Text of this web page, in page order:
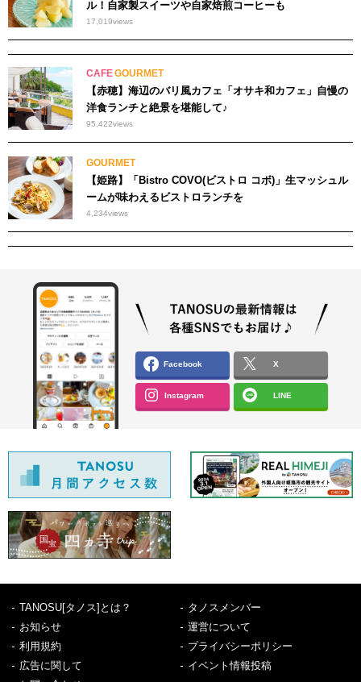
ル！自家製スイーツや自家焙煎コーヒーも
17,019views
CAFEGOURMET
【赤穂】海辺のバリ風カフェ「オサキ和カフェ」自慢の
洋食ランチと絶景を堪能して♪
95,422views
GOURMET
【姫路】「Bistro COVO(ビストロ コボ)」生マッシュル
ームが味わえるビストロランチを
4,234views
Facebook X
Instagram LINE
TANOSU[タノス]とは？
タノスメンバー
お知らせ
運営について
利用規約
プライバシーポリシー
広告に関して
イベント情報投稿